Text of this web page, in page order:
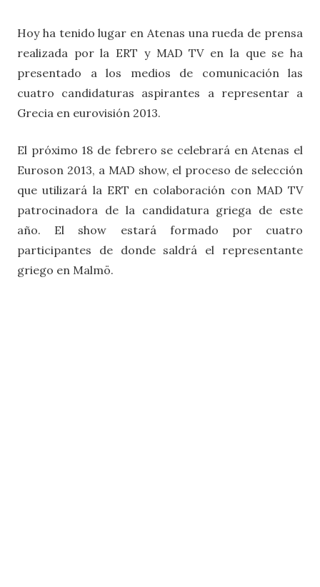
Hoy ha tenido lugar en Atenas una rueda de prensa
realizada por la ERT y MAD TV en la que se ha
presentado a los medios de comunicación las
cuatro candidaturas aspirantes a representar a
Grecia en eurovisión 2013.
El próximo 18 de febrero se celebrará en Atenas el
Euroson 2013, a MAD show, el proceso de selección
que utilizará la ERT en colaboración con MAD TV
patrocinadora de la candidatura griega de este
año. El show estará formado por cuatro
participantes de donde saldrá el representante
griego en Malmö.